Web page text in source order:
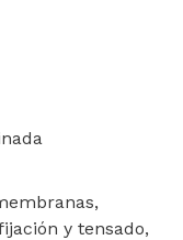
y tensado,